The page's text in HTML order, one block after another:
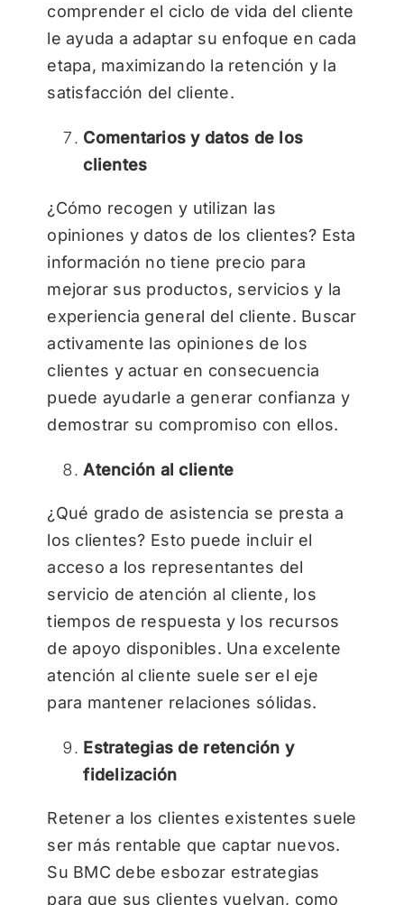
comprender el ciclo de vida del cliente
le ayuda a adaptar su enfoque en cada
etapa, maximizando la retención y la
satisfacción del cliente.
Comentarios y datos de los
clientes
¿Cómo recogen y utilizan las
opiniones y datos de los clientes? Esta
información no tiene precio para
mejorar sus productos, servicios y la
experiencia general del cliente. Buscar
activamente las opiniones de los
clientes y actuar en consecuencia
puede ayudarle a generar confianza y
demostrar su compromiso con ellos.
Atención al cliente
¿Qué grado de asistencia se presta a
los clientes? Esto puede incluir el
acceso a los representantes del
servicio de atención al cliente, los
tiempos de respuesta y los recursos
de apoyo disponibles. Una excelente
atención al cliente suele ser el eje
para mantener relaciones sólidas.
Estrategias de retención y
fidelización
Retener a los clientes existentes suele
ser más rentable que captar nuevos.
Su BMC debe esbozar estrategias
para que sus clientes vuelvan, como